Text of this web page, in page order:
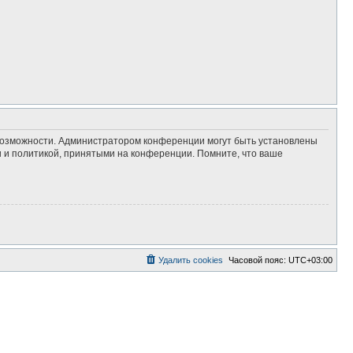
Администратором конференции могут быть установлены
и политикой, принятыми на конференции. Помните, что ваше
Часовой пояс: UTC+03:00
Удалить cookies